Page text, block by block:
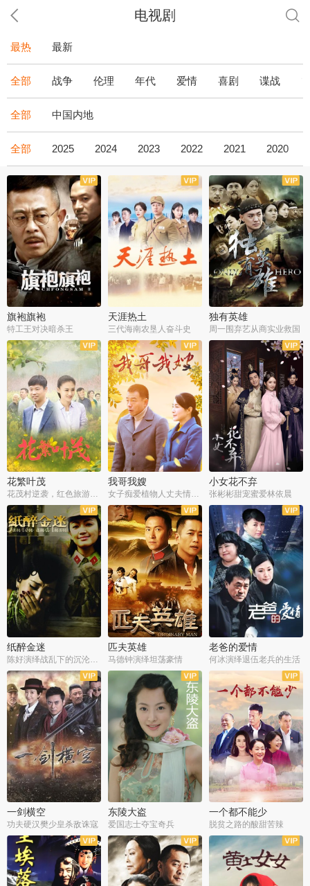
电视剧
最热 最新
全部 战争 伦理 年代 爱情 喜剧 谍战
全部 中国内地
全部 2025 2024 2023 2022 2021 2020
全43集
旗袍旗袍
特工王对决暗杀王
全36集
天涯热土
三代海南农垦人奋斗史
全34集
独有英雄
周一围弃艺从商实业救国
全34集
花繁叶茂
花茂村逆袭，红色旅游出圈
全50集
我哥我嫂
女子痴爱植物人丈夫情定一生
全51集
小女花不弃
张彬彬甜宠蜜爱林依晨
全42集
纸醉金迷
全35集
匹夫英雄
马德钟演绎坦荡豪情
全32集
老爸的爱情
何冰演绎退伍老兵的生活
全40集
一剑横空
功夫硬汉樊少皇杀敌诛寇
全33集
东陵大盗
爱国志士夺宝奇兵
全36集
一个都不能少
脱贫之路的酸甜苦辣
全25集
全50集 全23集